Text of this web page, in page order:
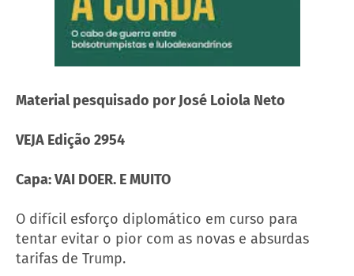
Material pesquisado por José Loiola Neto
VEJA Edição 2954
Capa: VAI DOER. E MUITO
O difícil esforço diplomático em curso para
tentar evitar o pior com as novas e absurdas
tarifas de Trump.